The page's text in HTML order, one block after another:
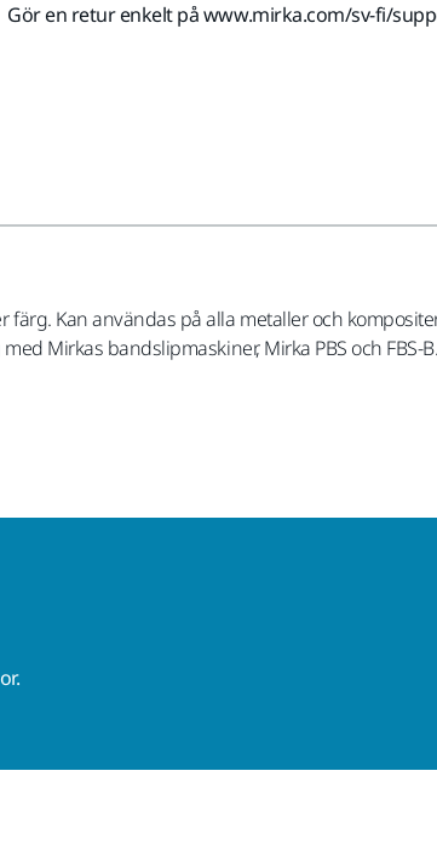
Gör en retur enkelt på www.mirka.com/sv-fi/
Kan användas på alla metaller och
Mirkas bandslipmaskiner, Mirka PBS och FBS-B.